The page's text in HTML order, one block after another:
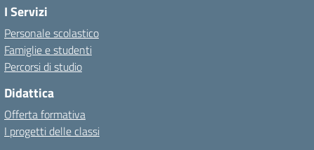
I Servizi
Personale scolastico
Famiglie e studenti
Percorsi di studio
Didattica
Offerta formativa
I progetti delle classi